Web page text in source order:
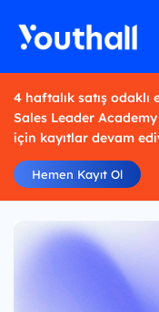
4 haftalık satış
Sales Leader
için kayıtlar devam
Hemen Kayıt Ol